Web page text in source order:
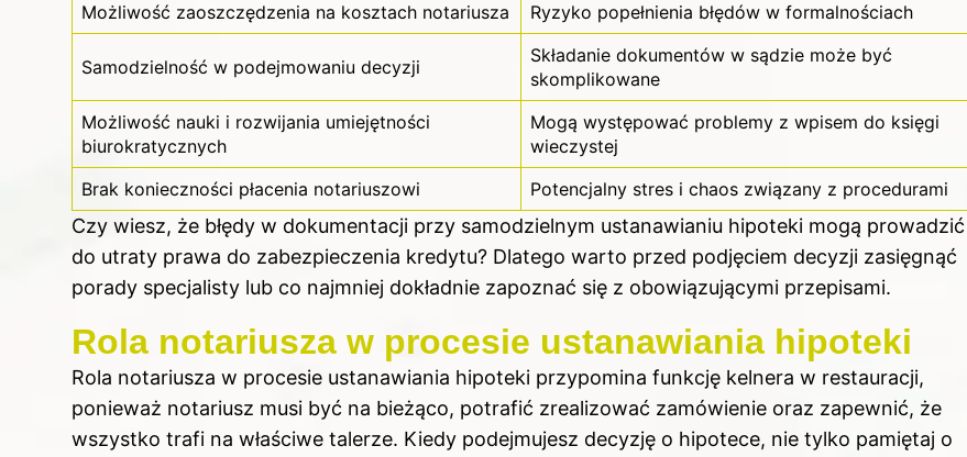
Możliwość zaoszczędzenia na kosztach notariusza
Ryzyko popełnienia błędów w formalnościach
Samodzielność w podejmowaniu decyzji
Składanie dokumentów w sądzie może być
skomplikowane
Możliwość nauki i rozwijania umiejętności
biurokratycznych
Mogą występować problemy z wpisem do księgi
wieczystej
Brak konieczności płacenia notariuszowi
Potencjalny stres i chaos związany z procedurami
Czy wiesz, że błędy w dokumentacji przy samodzielnym ustanawianiu hipoteki mogą prowadzić
do utraty prawa do zabezpieczenia kredytu? Dlatego warto przed podjęciem decyzji zasięgnąć
porady specjalisty lub co najmniej dokładnie zapoznać się z obowiązującymi przepisami.
Rola notariusza w procesie ustanawiania hipoteki
Rola notariusza w procesie ustanawiania hipoteki przypomina funkcję kelnera w restauracji,
ponieważ notariusz musi być na bieżąco, potrafić zrealizować zamówienie oraz zapewnić, że
wszystko trafi na właściwe talerze. Kiedy podejmujesz decyzję o hipotece, nie tylko pamiętaj o